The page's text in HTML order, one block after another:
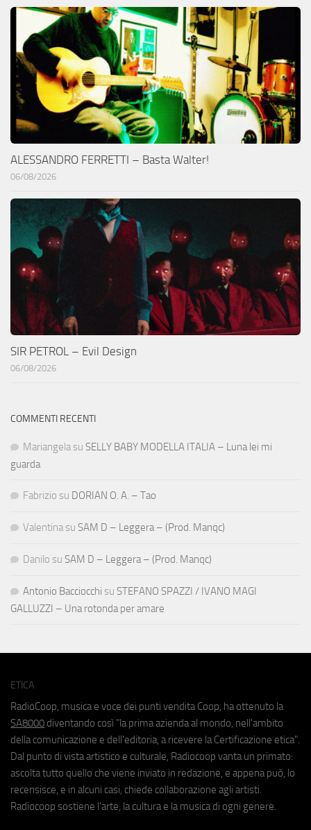
ALESSANDRO FERRETTI – Basta Walter!
06/08/2026
SIR PETROL – Evil Design
06/08/2026
COMMENTI RECENTI
Mariangela su SELLY BABY MODELLA ITALIA – Luna lei mi
guarda
Fabrizio su DORIAN O. A. – Tao
Valentina su SAM D – Leggera – (Prod. Manqc)
Danilo su SAM D – Leggera – (Prod. Manqc)
Antonio Bacciocchi su STEFANO SPAZZI / IVANO MAGI
GALLUZZI – Una rotonda per amare
ETICA
RadioCoop, musica e voce dei punti vendita Coop, ha ottenuto la
SA8000 diventando così "la prima azienda al mondo, nell'ambito
della comunicazione e dell'editoria, a ricevere la Certificazione etica".
Dal punto di vista artistico e culturale, Radiocoop vanta un primato:
ascolta tutto quello che viene inviato in redazione, e appena può, lo
recensisce, e in alcuni casi, chiede collaborazione agli artisti.
Radiocoop sostiene l'arte, la cultura e la musica di ogni genere.